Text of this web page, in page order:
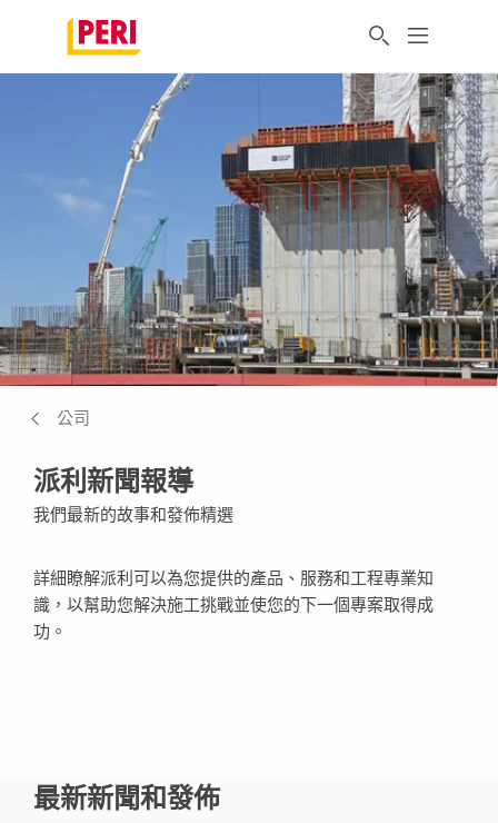
公司
派利新聞報導
我們最新的故事和發佈精選
詳細瞭解派利可以為您提供的產品、服務和工程專業知
識，以幫助您解決施工挑戰並使您的下一個專案取得成
功。
最新新聞和發佈